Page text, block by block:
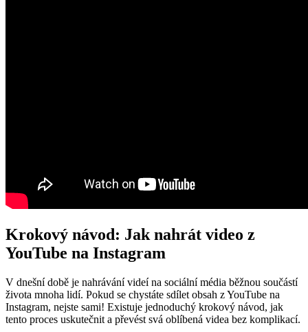
Krokový návod: Jak nahrát video z
YouTube na Instagram
V dnešní době je nahrávání videí na sociální média běžnou součástí
života mnoha lidí. Pokud se chystáte sdílet obsah z YouTube na
Instagram, nejste sami! Existuje jednoduchý krokový návod, jak
tento proces uskutečnit a převést svá oblíbená videa bez komplikací.